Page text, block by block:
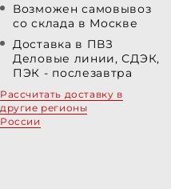
Возможен самовывоз
со склада в Москве
Доставка в ПВЗ
Деловые линии, СДЭК,
ПЭК - послезавтра
Рассчитать доставку в
другие регионы
России